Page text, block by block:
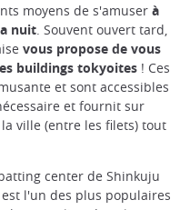
moyens de s'amuser à
nuit . Souvent ouvert tard,
vous propose de vous
buildings tokyoites ! Ces
et sont accessibles
et fournit sur
ville (entre les filets) tout
center de Shinkuju
l'un des plus populaires